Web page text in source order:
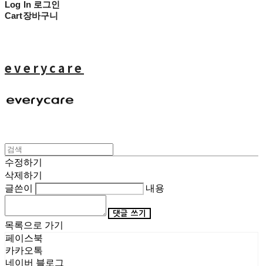
Log In 로그인
Cart장바구니
everycare
수정하기
삭제하기
글쓴이
내용
댓글 쓰기
목록으로 가기
페이스북
카카오톡
네이버 블로그